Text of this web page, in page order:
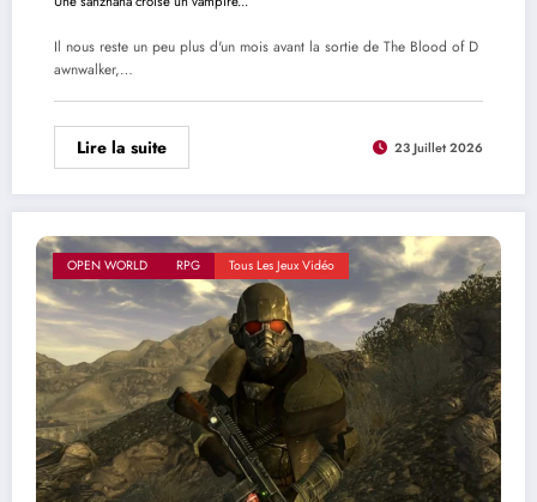
Il nous reste un peu plus d'un mois avant la sortie de The Blood of D
awnwalker,…
Lire la suite 23 Juillet 2026
OPEN WORLD RPG Tous Les Jeux Vidéo